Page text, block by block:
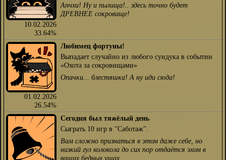
10.02.2026
33.64%
Апчхи! Ну и пылища!.. здесь точно будет
ДРЕВНЕЕ сокровище!
01.02.2026
26.54%
Любимец фортуны!
Выпадает случайно из любого сундука в событии
«Охота за сокровищами»
Опачки... блестяшка! А ну иди сюда!
Сегодня был тяжёлый день
Сыграть 10 игр в "Саботаж".
Вам сложно признаться в этом даже себе, но
низкий гул колокола до сих пор отдаётся эхом в
ваших бедных ушах.